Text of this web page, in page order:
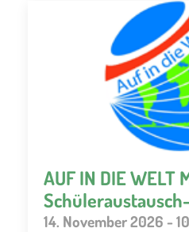
AUF IN DIE WELT
14. November 2026 -